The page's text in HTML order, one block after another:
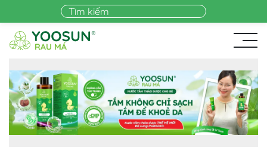
Skip to main content